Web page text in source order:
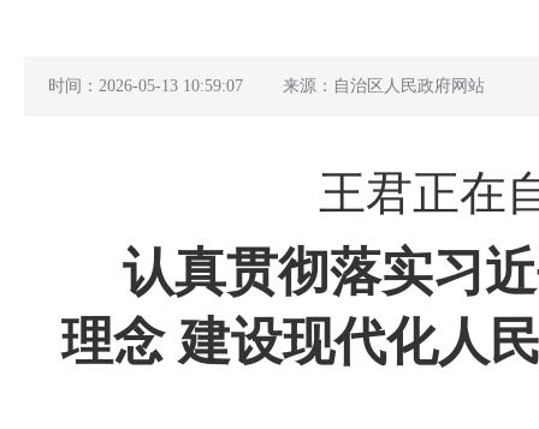
时间：2026-05-13 10:59:07 来源：自治区人民政府网站
王君正在
认真贯彻落实习
理念 建设现代化人